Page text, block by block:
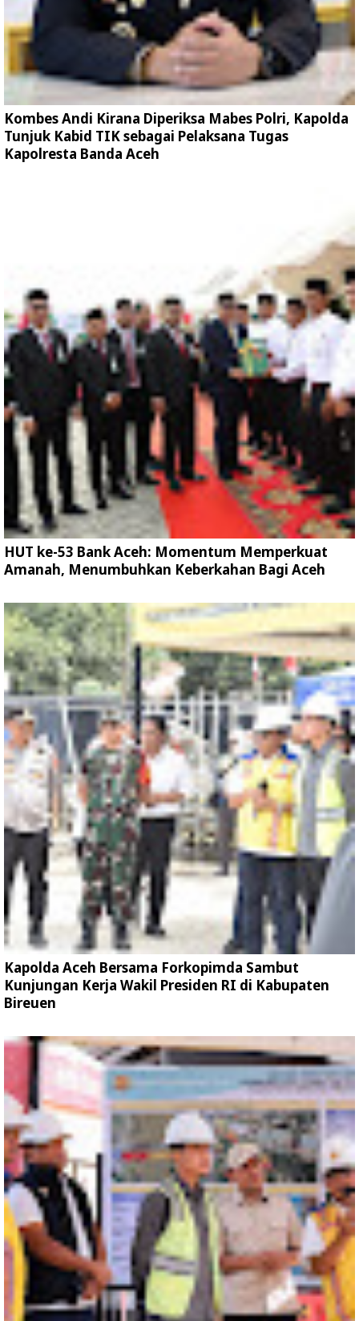
Kombes Andi Kirana Diperiksa Mabes Polri, Kapolda
Tunjuk Kabid TIK sebagai Pelaksana Tugas
Kapolresta Banda Aceh
HUT ke-53 Bank Aceh: Momentum Memperkuat
Amanah, Menumbuhkan Keberkahan Bagi Aceh
Kapolda Aceh Bersama Forkopimda Sambut
Kunjungan Kerja Wakil Presiden RI di Kabupaten
Bireuen